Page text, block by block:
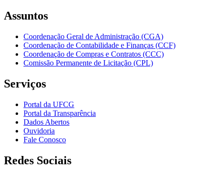
Assuntos
Coordenação Geral de Administração (CGA)
Coordenação de Contabilidade e Finanças (CCF)
Coordenação de Compras e Contratos (CCC)
Comissão Permanente de Licitação (CPL)
Serviços
Portal da UFCG
Portal da Transparência
Dados Abertos
Ouvidoria
Fale Conosco
Redes Sociais